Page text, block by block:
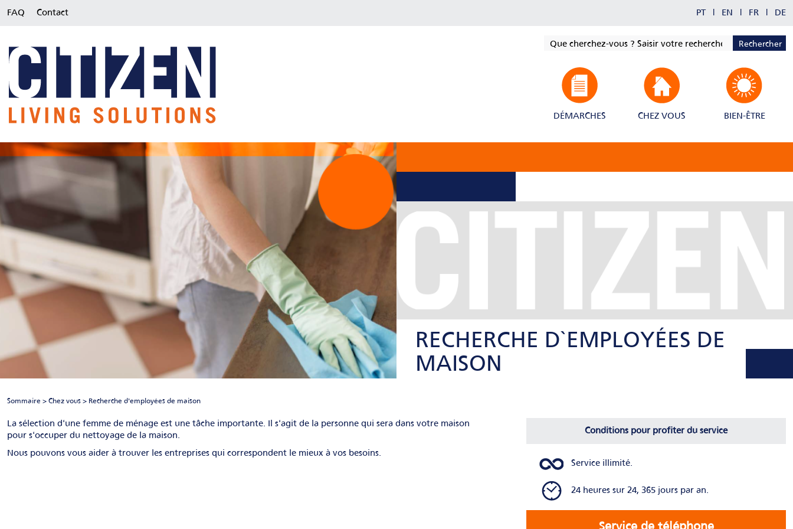
FAQ Contact PT EN FR DE
Rechercher
DÉMARCHES CHEZ VOUS BIEN-ÊTRE
RECHERCHE D`EMPLOYÉES DE
MAISON
Sommaire > Chez vous > Recherche d'employées de maison
La sélection d'une femme de ménage est une tâche importante. Il s'agit de la personne qui sera dans votre maison
pour s'occuper du nettoyage de la maison.
Nous pouvons vous aider à trouver les entreprises qui correspondent le mieux à vos besoins.
Conditions pour profiter du service
Service illimité.
24 heures sur 24, 365 jours par an.